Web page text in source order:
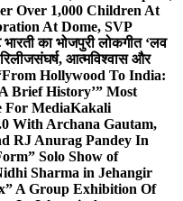
Over 1,000 Children At
At Dome, SVP
भारती का भोजपुरी लोकगीत ‘लव
संघर्ष, आत्मविश्वास और
Hollywood To India:
Brief History’” Most
For MediaKakali
With Archana Gautam,
RJ Anurag Pandey In
Solo Show of
Sharma in Jehangir
A Group Exhibition Of